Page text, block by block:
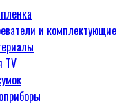
и комплектующие
TV